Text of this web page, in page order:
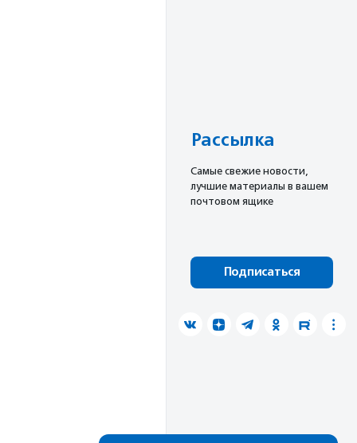
Рассылка
Cамые свежие новости,
лучшие материалы в вашем
почтовом ящике
Подписаться